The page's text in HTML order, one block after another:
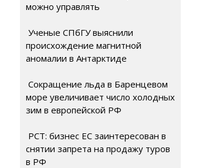
можно управлять
Ученые СПбГУ выяснили
происхождение магнитной
аномалии в Антарктиде
Сокращение льда в Баренцевом
море увеличивает число холодных
зим в европейской РФ
РСТ: бизнес ЕС заинтересован в
снятии запрета на продажу туров
в РФ